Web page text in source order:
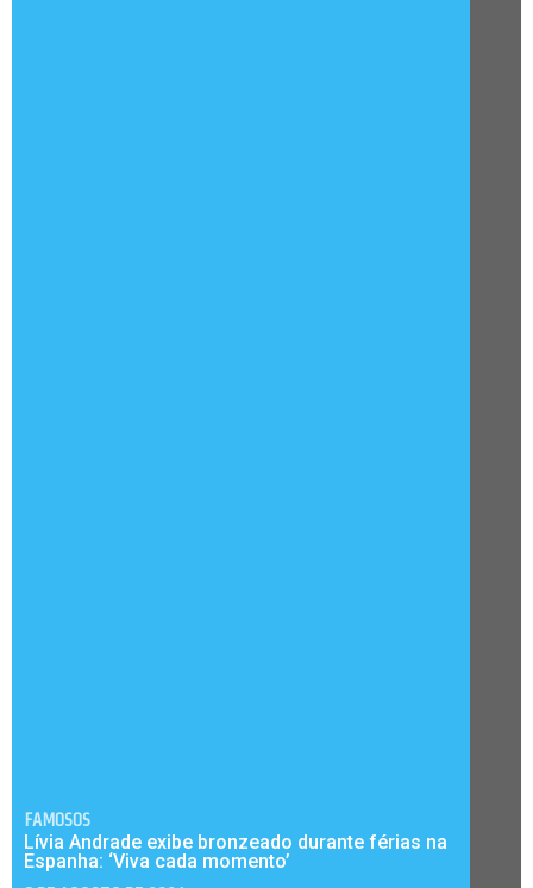
FAMOSOS
Lívia Andrade exibe bronzeado durante férias na
Espanha: ‘Viva cada momento’